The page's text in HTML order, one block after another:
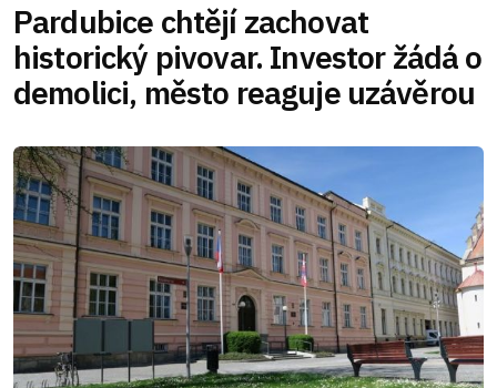
Pardubice chtějí zachovat
historický pivovar. Investor žádá o
demolici, město reaguje uzávěrou